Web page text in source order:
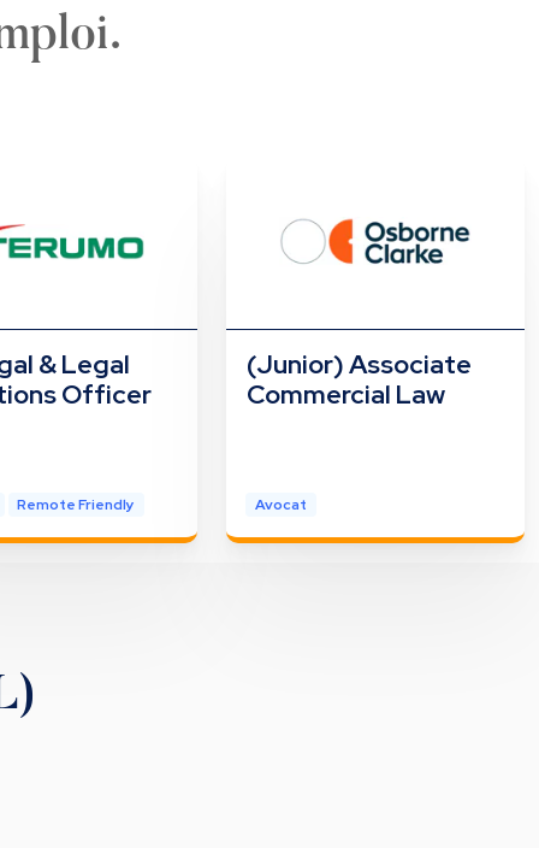
& Legal
Officer
Remote Friendly
(Junior) Associate
Commercial Law
Avocat